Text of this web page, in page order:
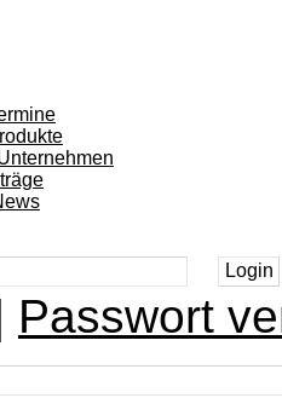
Passwort